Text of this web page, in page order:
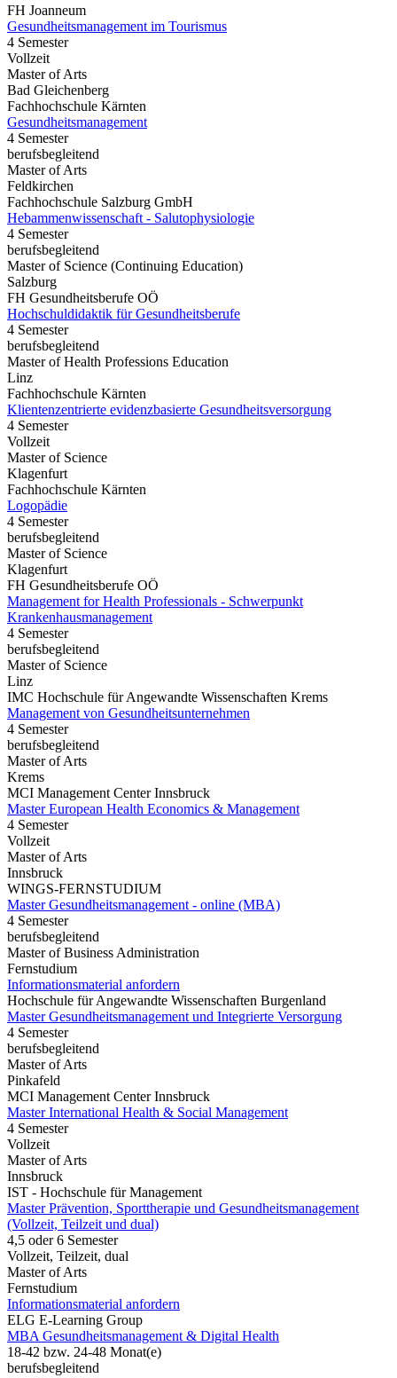
FH Joanneum
Gesundheitsmanagement im Tourismus
4 Semester
Vollzeit
Master of Arts
Bad Gleichenberg
Fachhochschule Kärnten
Gesundheitsmanagement
4 Semester
berufsbegleitend
Master of Arts
Feldkirchen
Fachhochschule Salzburg GmbH
Hebammenwissenschaft - Salutophysiologie
4 Semester
berufsbegleitend
Master of Science (Continuing Education)
Salzburg
FH Gesundheitsberufe OÖ
Hochschuldidaktik für Gesundheitsberufe
4 Semester
berufsbegleitend
Master of Health Professions Education
Linz
Fachhochschule Kärnten
Klientenzentrierte evidenzbasierte Gesundheitsversorgung
4 Semester
Vollzeit
Master of Science
Klagenfurt
Fachhochschule Kärnten
Logopädie
4 Semester
berufsbegleitend
Master of Science
Klagenfurt
FH Gesundheitsberufe OÖ
Management for Health Professionals - Schwerpunkt
Krankenhausmanagement
4 Semester
berufsbegleitend
Master of Science
Linz
IMC Hochschule für Angewandte Wissenschaften Krems
Management von Gesundheitsunternehmen
4 Semester
berufsbegleitend
Master of Arts
Krems
MCI Management Center Innsbruck
Master European Health Economics & Management
4 Semester
Vollzeit
Master of Arts
Innsbruck
WINGS-FERNSTUDIUM
Master Gesundheitsmanagement - online (MBA)
4 Semester
berufsbegleitend
Master of Business Administration
Fernstudium
Informationsmaterial anfordern
Hochschule für Angewandte Wissenschaften Burgenland
Master Gesundheits­management und Integrierte Versorgung
4 Semester
berufsbegleitend
Master of Arts
Pinkafeld
MCI Management Center Innsbruck
Master International Health & Social Management
4 Semester
Vollzeit
Master of Arts
Innsbruck
IST - Hochschule für Management
Master Prävention, Sporttherapie und Gesundheitsmanagement
(Vollzeit, Teilzeit und dual)
4,5 oder 6 Semester
Vollzeit, Teilzeit, dual
Master of Arts
Fernstudium
Informationsmaterial anfordern
ELG E-Learning Group
MBA Gesundheitsmanagement & Digital Health
18-42 bzw. 24-48 Monat(e)
berufsbegleitend